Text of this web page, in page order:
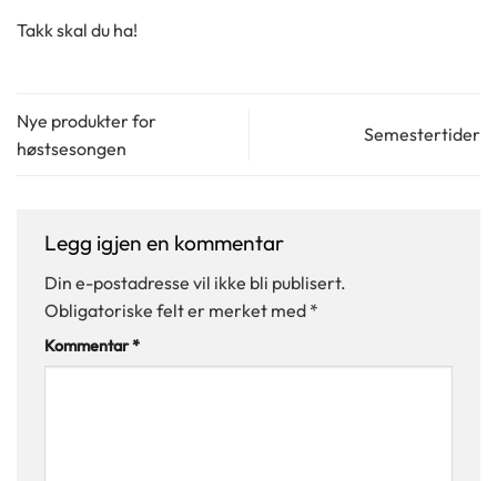
Takk skal du ha!
Nye produkter for
høstsesongen
Semestertider
Legg igjen en kommentar
Din e-postadresse vil ikke bli publisert.
Obligatoriske felt er merket med *
Kommentar*